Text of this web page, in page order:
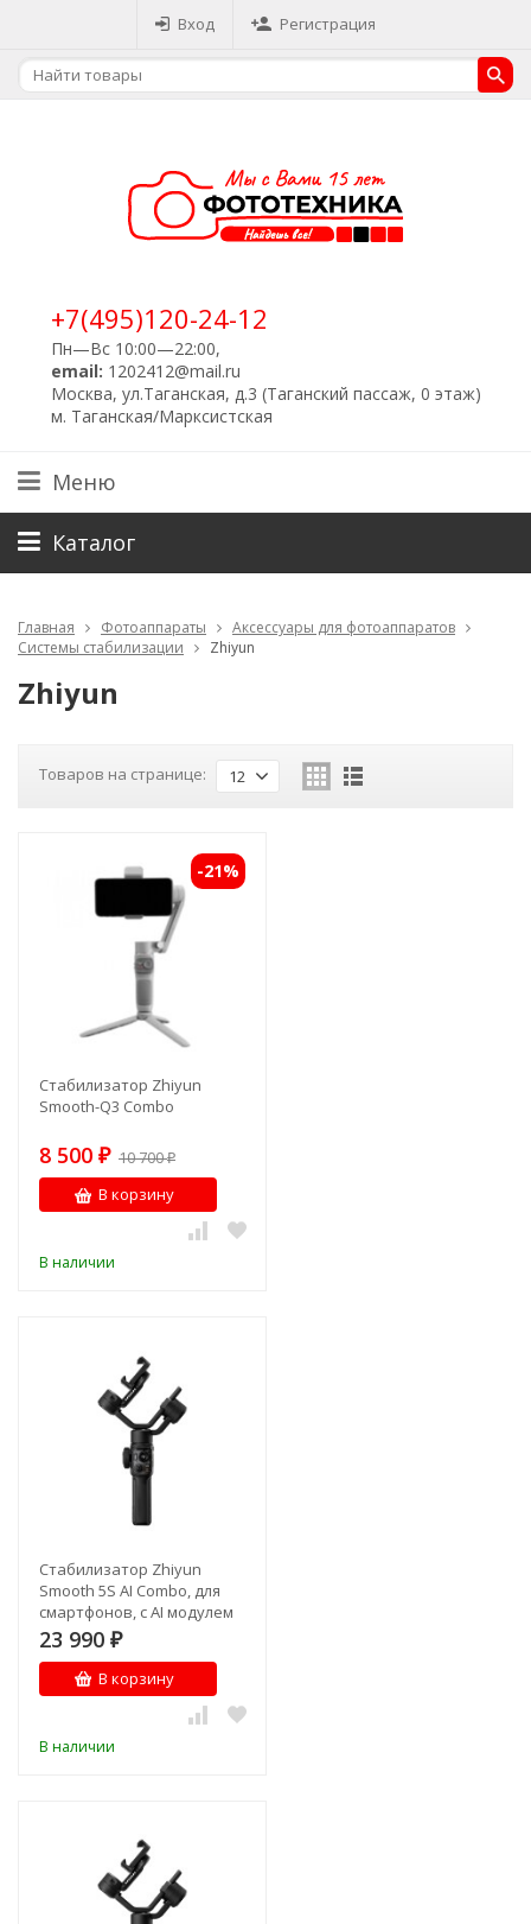
Вход Регистрация
+7(495)120-24-12
Пн—Вс 10:00—22:00,
email: 1202412@mail.ru
Москва, ул.Таганская, д.3 (Таганский пассаж, 0 этаж)
м. Таганская/Марксистская
Меню
Каталог
Главная Фотоаппараты
Аксессуары для фотоаппаратов
Системы стабилизации
Zhiyun
Zhiyun
Товаров на странице: 12
-21%
Стабилизатор Zhiyun
Smooth-Q3 Combo
8 500 ₽ 10 700₽
В корзину
В наличии
Стабилизатор Zhiyun
Smooth 5S AI Combo, для
смартфонов, с AI модулем
23 990 ₽
В корзину
В наличии